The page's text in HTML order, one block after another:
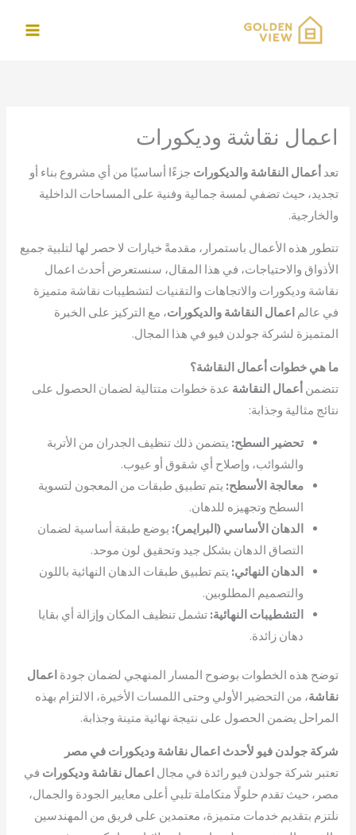
اعمال نقاشة وديكورات
تعدأعمال النقاشة والديكورات جزءًا أساسيًا من أي مشروع بناء أو
تجديد، حيث تضفي لمسة جمالية وفنية على المساحات الداخلية
والخارجية.
تتطور هذه الأعمال باستمرار، مقدمةً خيارات لا حصر لها لتلبية جميع
الأذواق والاحتياجات، في هذا المقال، سنستعرض أحدث اعمال
نقاشة وديكورات والاتجاهات والتقنيات لتشطيبات نقاشة متميزة
في عالم اعمال النقاشة والديكورات، مع التركيز على الخبرة
المتميزة لشركة جولدن فيو في هذا المجال.
ما هي خطوات أعمال النقاشة؟
تتضمنأعمال النقاشة عدة خطوات متتالية لضمان الحصول على
نتائج مثالية وجذابة:
تحضير السطح: يتضمن ذلك تنظيف الجدران من الأتربة
والشوائب، وإصلاح أي شقوق أو عيوب.
معالجة الأسطح: يتم تطبيق طبقات من المعجون لتسوية
السطح وتجهيزه للدهان.
الدهان الأساسي (البرايمر): يوضع طبقة أساسية لضمان
التصاق الدهان بشكل جيد وتحقيق لون موحد.
الدهان النهائي: يتم تطبيق طبقات الدهان النهائية باللون
والتصميم المطلوبين.
التشطيبات النهائية: تشمل تنظيف المكان وإزالة أي بقايا
دهان زائدة.
توضح هذه الخطوات بوضوح المسار المنهجي لضمان جودة اعمال
نقاشة، من التحضير الأولي وحتى اللمسات الأخيرة، الالتزام بهذه
المراحل يضمن الحصول على نتيجة نهائية متينة وجذابة.
شركة جولدن فيو لأحدث اعمال نقاشة وديكورات في مصر
تعتبر شركة جولدن فيو رائدة في مجالاعمال نقاشة وديكورات في
مصر، حيث تقدم حلولًا متكاملة تلبي أعلى معايير الجودة والجمال،
نلتزم بتقديم خدمات متميزة، معتمدين على فريق من المهندسين